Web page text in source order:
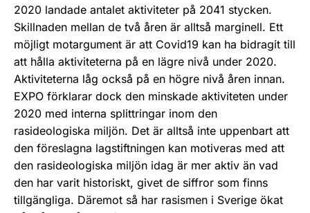
2020 landade antalet aktiviteter på 2041 stycken.
Skillnaden mellan de två åren är alltså marginell. Ett
möjligt motargument är att Covid19 kan ha bidragit till
att hålla aktiviteterna på en lägre nivå under 2020.
Aktiviteterna låg också på en högre nivå åren innan.
EXPO förklarar dock den minskade aktiviteten under
2020 med interna splittringar inom den
rasideologiska miljön. Det är alltså inte uppenbart att
den föreslagna lagstiftningen kan motiveras med att
den rasideologiska miljön idag är mer aktiv än vad
den har varit historiskt, givet de siffror som finns
tillgängliga. Däremot så har rasismen i Sverige ökat